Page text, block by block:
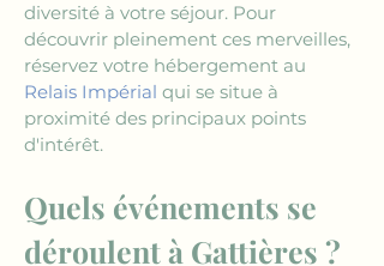
diversité à votre séjour. Pour
découvrir pleinement ces merveilles,
réservez votre hébergement au
Relais Impérial qui se situe à
proximité des principaux points
d'intérêt.
Quels événements se
déroulent à Gattières ?